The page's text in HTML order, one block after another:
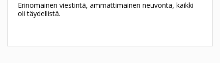
Erinomainen viestintä, ammattimainen neuvonta, kaikki
oli täydellistä.